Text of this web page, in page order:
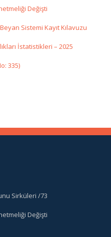
Değişti
Sistemi Kayıt Kılavuzu
İstatistikleri – 2025
335)
Sirküleri /73
Değişti